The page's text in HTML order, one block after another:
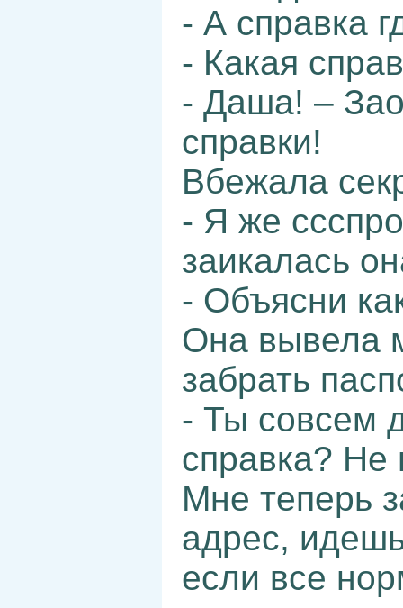
- А справка
- Какая
- Даша! –
справки!
Вбежала
- Я же
заикалась
- Объясни
Она вывела
забрать
- Ты совсем
справка?
Мне теперь
адрес,
если все